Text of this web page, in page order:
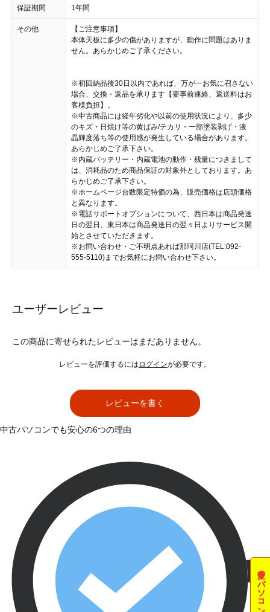
保証期間 1年間
その他
【ご注意事項】
本体天板に多少の傷がありますが、動作に問題はありま
せん。あらかじめご了承ください。
※初回納品後30日以内であれば、万が一お気に召さない
場合、交換・返品を承ります【要事前連絡、返送料はお
客様負担】。
※中古商品には経年劣化や以前の使用状況により、多少
のキズ・日焼け等の黄ばみ/テカリ・一部塗装剥げ・液
晶輝度落ち等の使用感が発生している場合があります。
あらかじめご了承下さい。
※内蔵バッテリー・内蔵電池の動作・残量につきまして
は、消耗品のため商品保証の対象外としております。あ
らかじめご了承下さい。
※ホームページ台数限定特価の為、販売価格は店頭価格
と異なります。
※電話サポートオプションについて、西日本は商品発送
日の翌日、東日本は商品発送日の翌々日よりサービス開
始とさせていただきます。
※お問い合わせ・ご不明点あれば那珂川店(TEL:092-
555-5110)までお気軽にお問い合わせ下さい。
ユーザーレビュー
この商品に寄せられたレビューはまだありません。
レビューを評価するには ログインが必要です。
レビューを書く
夏のパソコン祭
中古パソコンでも安心の6つの理由